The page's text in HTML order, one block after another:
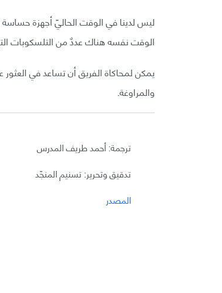
ليس لدينا في الوقت الحاليّ أجهزة
الوقت نفسه هناك عددٌ من التلسكوبات
يمكن لمحاكاة الفريق أن تساعد في
والمراوغة.
ترجمة: أحمد طريف المدرس
تدقيق وتحرير: تسنيم المنجّد
المصدر